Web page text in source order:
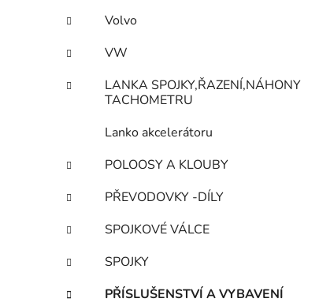
Volvo
VW
LANKA SPOJKY,ŘAZENÍ,NÁHONY
TACHOMETRU
Lanko akcelerátoru
POLOOSY A KLOUBY
PŘEVODOVKY -DÍLY
SPOJKOVÉ VÁLCE
SPOJKY
PŘÍSLUŠENSTVÍ A VYBAVENÍ